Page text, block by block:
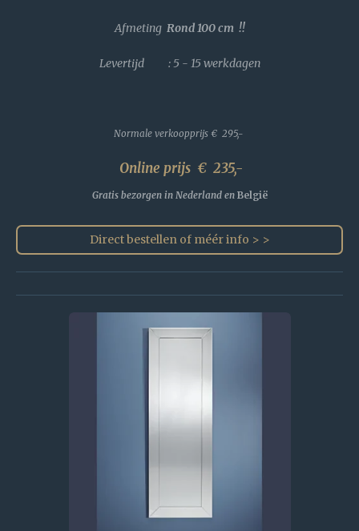
AfmetingRond 100 cm !!
Levertijd : 5 - 15 werkdagen
Normale verkoopprijs € 295,-
Online prijs € 235,-
Gratis bezorgen in Nederland en België
Direct bestellen of méér info > >